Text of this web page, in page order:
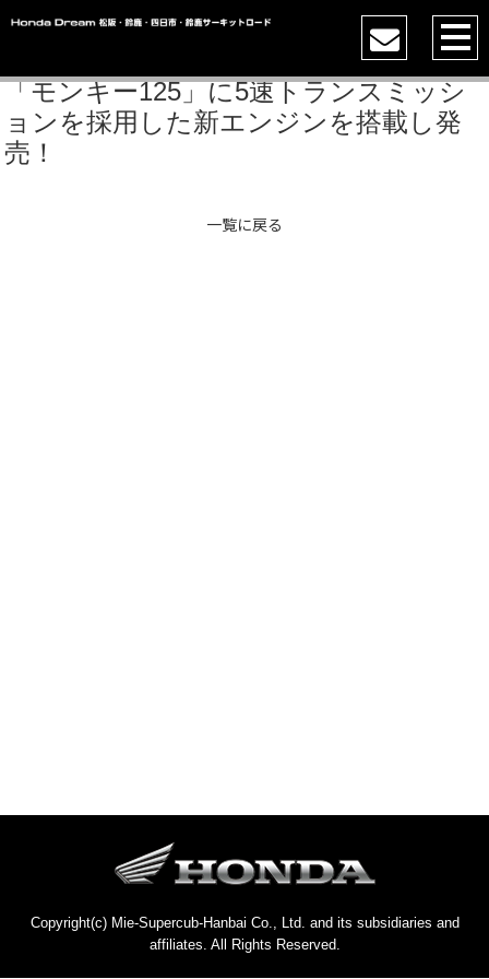
「モンキー125」に5速トランスミッシ
ョンを採用した新エンジンを搭載し発
売！
一覧に戻る
Copyright(c) Mie-Supercub-Hanbai Co., Ltd. and its subsidiaries and
affiliates. All Rights Reserved.